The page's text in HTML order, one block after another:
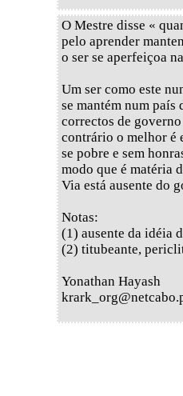
O Mestre disse «
pelo aprender
o ser se aperfeiçoa
Um ser como este
se mantém num
correctos de
contrário o melhor é
se pobre e sem
modo que é matéria
Via está ausente do
Notas:
(1) ausente da idéia
(2) titubeante,
Yonathan Hayash